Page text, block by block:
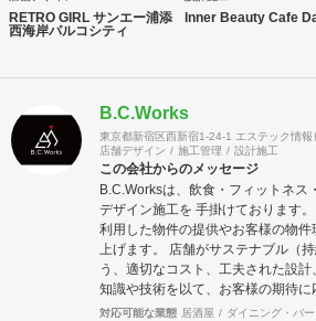
RETRO GIRL サンエー浦添
西海岸パルコシティ
Inner Beauty Cafe
B.C.Works
東京都新宿区西新宿1-24-1 エステック情報
店舗デザイン
施工管理 設計施工
この会社からのメッセージ
B.C.Worksは、飲食・フィットネス
デザイン施工を 手掛けております
利用した物件の提供やお客様の物件
上げます。 店舗がサステナブル（
う、適切なコスト、工夫された設
知識や技術を以て、お客様の期待
ターメンテナンスだけでなく、様
対応可能な業態 居酒屋 ダイニング・バー